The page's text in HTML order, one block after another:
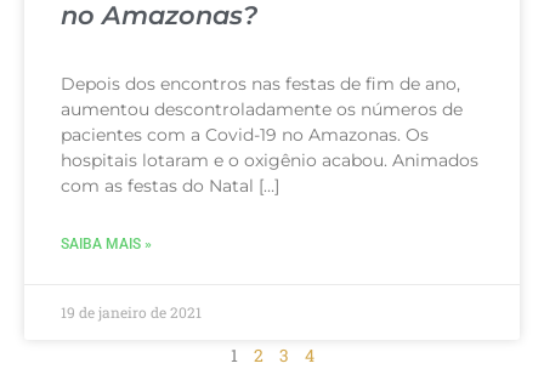
no Amazonas?
Depois dos encontros nas festas de fim de ano,
aumentou descontroladamente os números de
pacientes com a Covid-19 no Amazonas. Os
hospitais lotaram e o oxigênio acabou. Animados
com as festas do Natal […]
SAIBA MAIS »
19 de janeiro de 2021
1 2 3 4